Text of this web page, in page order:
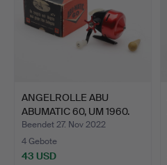
ANGELROLLE ABU
ABUMATIC 60, UM 1960.
Beendet 27. Nov 2022
4 Gebote
43 USD